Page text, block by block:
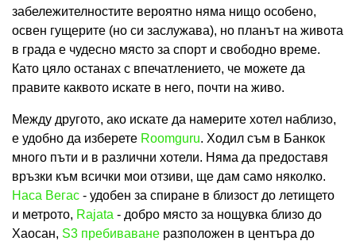
забележителностите вероятно няма нищо особено,
освен гущерите (но си заслужава), но планът на живота
в града е чудесно място за спорт и свободно време.
Като цяло останах с впечатлението, че можете да
правите каквото искате в него, почти на живо.
Между другото, ако искате да намерите хотел наблизо,
е удобно да изберете Roomguru. Ходил съм в Банкок
много пъти и в различни хотели. Няма да предоставя
връзки към всички мои отзиви, ще дам само няколко.
Наса Вегас - удобен за спиране в близост до летището
и метрото, Rajata - добро място за нощувка близо до
Хаосан, S3 пребиваване разположен в центъра до